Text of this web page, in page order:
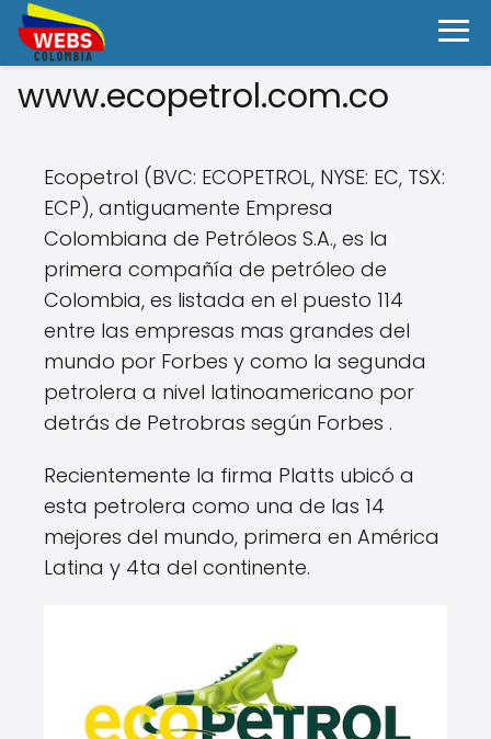
www.ecopetrol.com.co
Ecopetrol (BVC: ECOPETROL, NYSE: EC, TSX:
ECP), antiguamente Empresa
Colombiana de Petróleos S.A., es la
primera compañía de petróleo de
Colombia, es listada en el puesto 114
entre las empresas mas grandes del
mundo por Forbes y como la segunda
petrolera a nivel latinoamericano por
detrás de Petrobras según Forbes .
Recientemente la firma Platts ubicó a
esta petrolera como una de las 14
mejores del mundo, primera en América
Latina y 4ta del continente.